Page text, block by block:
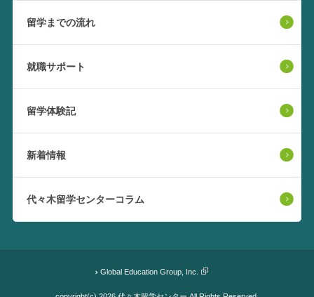
留学までの流れ
就職サポート
留学体験記
新着情報
代々木留学センターコラム
Global Education Group, Inc.